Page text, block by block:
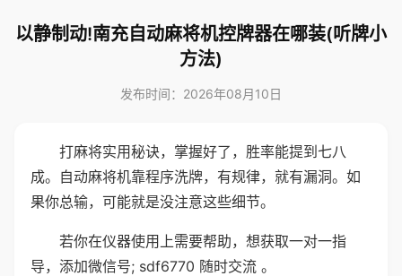
以静制动!南充自动麻将机控牌器在哪装(听牌小
方法)
发布时间：2026年08月10日
打麻将实用秘诀，掌握好了，胜率能提到七八
成。自动麻将机靠程序洗牌，有规律，就有漏洞。如
果你总输，可能就是没注意这些细节。
若你在仪器使用上需要帮助，想获取一对一指
导，添加微信号; sdf6770 随时交流 。